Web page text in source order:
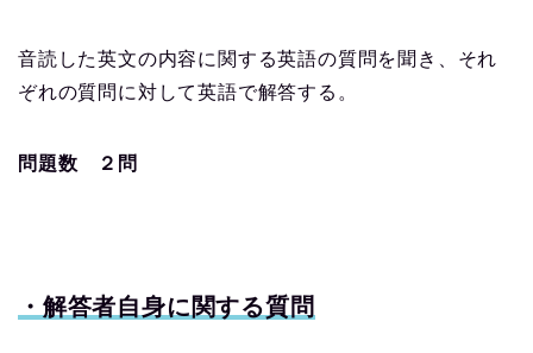
音読した英文の内容に関する英語の質問を聞き、それ
ぞれの質問に対して英語で解答する。
問題数 ２問
・解答者自身に関する質問